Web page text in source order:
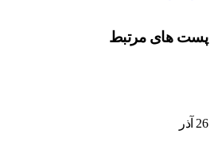
پست های مرتبط
26 آذر